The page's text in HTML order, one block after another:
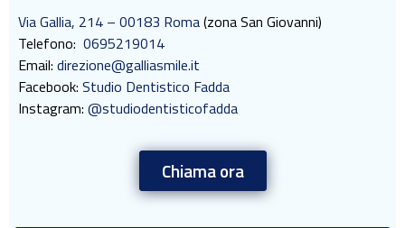
Via Gallia, 214 – 00183 Roma(zona San Giovanni)
Telefono: 0695219014
Email: direzione@galliasmile.it
Facebook: Studio Dentistico Fadda
Instagram: @studiodentisticofadda
Chiama ora